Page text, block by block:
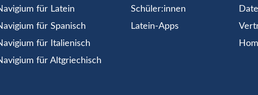
für Latein
für Spanisch
für Italienisch
für Altgriechisch
Schüler:innen
Latein-Apps